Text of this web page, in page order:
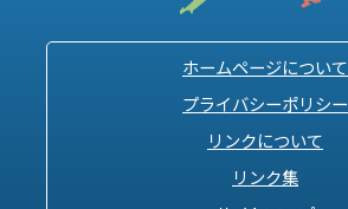
ホームページについて
プライバシーポリシー
リンクについて
リンク集